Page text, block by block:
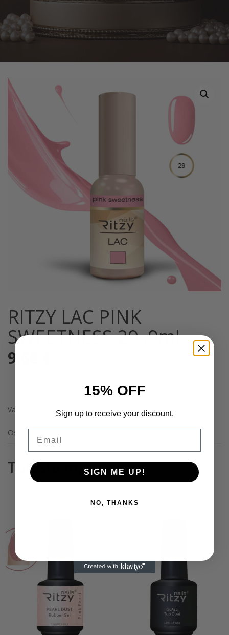
RITZY LAC PINK SWEETNESS 29 ,9ml
RITZY LAC PINK
SWEETNESS 29 ,9ml
9,68
Varasto loppu
Osastot:Geelilakat,Yleinen
Tutustu myös
15% OFF
Sign up to receive your discount.
SIGN ME UP!
NO, THANKS